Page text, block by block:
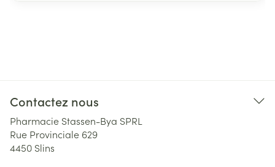
Contactez nous
Pharmacie Stassen-Bya SPRL
Rue Provinciale 629
4450 Slins